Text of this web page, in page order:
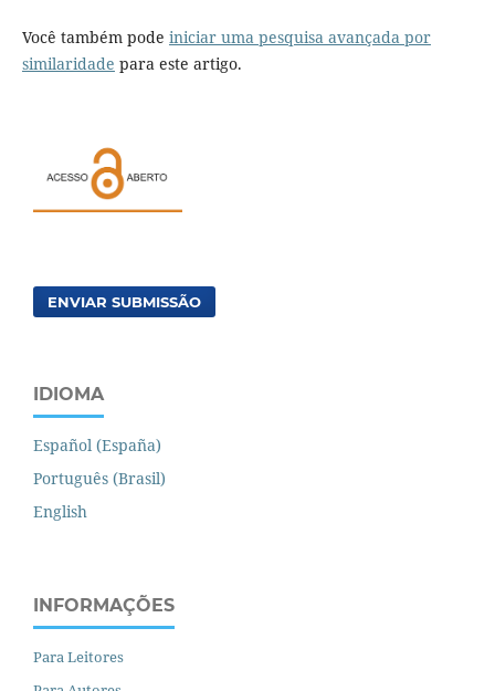
Você também pode iniciar uma pesquisa avançada por
similaridade para este artigo.
ENVIAR SUBMISSÃO
IDIOMA
Español (España)
Português (Brasil)
English
INFORMAÇÕES
Para Leitores